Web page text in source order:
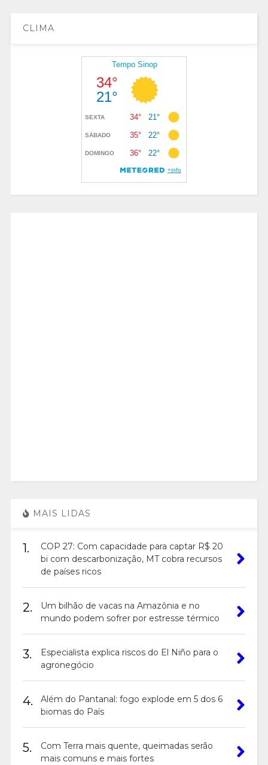
CLIMA
MAIS LIDAS
1.
COP 27: Com capacidade para captar R$ 20
bi com descarbonização, MT cobra recursos
de países ricos
2.
Um bilhão de vacas na Amazônia e no
mundo podem sofrer por estresse térmico
3.
Especialista explica riscos do El Niño para o
agronegócio
4.
Além do Pantanal: fogo explode em 5 dos 6
biomas do País
5.
Com Terra mais quente, queimadas serão
mais comuns e mais fortes